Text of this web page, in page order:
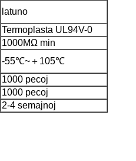
latuno
Termoplasta UL94V-0
1000MΩ min
-55℃~＋105℃
1000 pecoj
1000 pecoj
2-4 semajnoj